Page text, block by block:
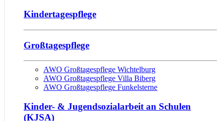
Kindertagespflege
Großtagespflege
AWO Großtagespflege Wichtelburg
AWO Großtagespflege Villa Biberg
AWO Großtagespflege Funkelsterne
Kinder- & Jugendsozialarbeit an Schulen
(KJSA)